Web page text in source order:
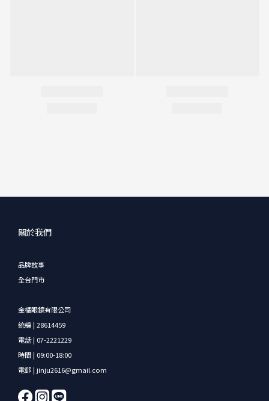
關於我們
品牌故事
全台門市
金橘眼鏡有限公司
統編 | 28614459
電話 | 07-2221229
時間 | 09:00-18:00
電郵 | jinju2616@gmail.com